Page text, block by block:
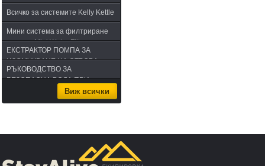
път в оцеляването или
бушкрафт по лапландски
Всичко за системите Kelly Kettle
Мини система за филтриране
на вода Mini Water Filter
ЕКСТРАКТОР ПОМПА ЗА
ИЗСМУКВАНЕ НА ОТРОВА -
комплект за извличане на
РЪКОВОДСТВО ЗА
БЕЗОПАСНА ВОДА ПРИ
Виж всички